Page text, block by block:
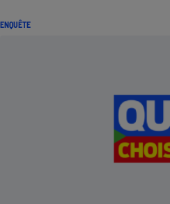
ENQUÊTE